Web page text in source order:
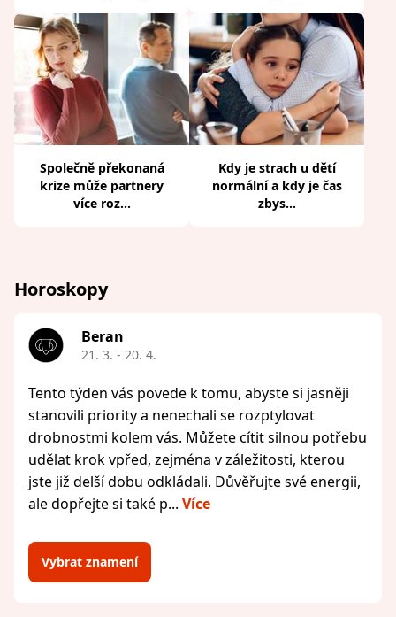
Společně překonaná
krize může partnery
více roz...
Kdy je strach u dětí
normální a kdy je čas
zbys...
Horoskopy
Beran
21. 3. - 20. 4.
Tento týden vás povede k tomu, abyste si jasněji
stanovili priority a nenechali se rozptylovat
drobnostmi kolem vás. Můžete cítit silnou potřebu
udělat krok vpřed, zejména v záležitosti, kterou
jste již delší dobu odkládali. Důvěřujte své energii,
ale dopřejte si také p... Více
Vybrat znamení